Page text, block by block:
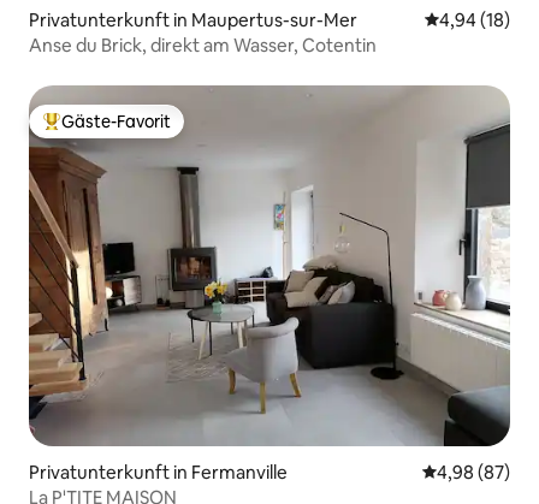
Privatunterkunft in Maupertus-sur-Mer
4,94 (18)
Anse du Brick, direkt am Wasser, Cotentin
Beliebter Gäste-Favorit.
Gäste-Favorit
Privatunterkunft in Fermanville
4,98 (87)
La P'TITE MAISON